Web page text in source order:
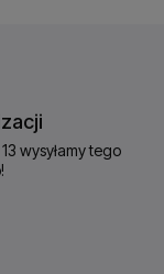
wysyłamy tego